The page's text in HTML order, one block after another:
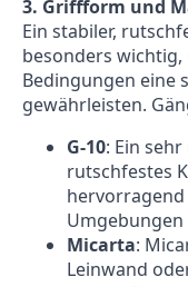
3. Griffform und
Ein stabiler,
besonders
Bedingungen eine
gewährleisten.
G-10: Ein
rutschfestes
Umgebungen
Micarta:
Leinwand